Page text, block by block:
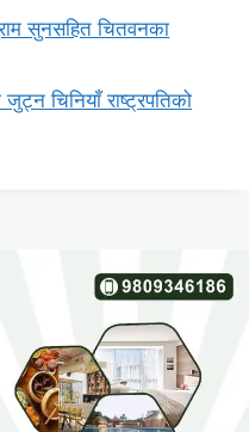
सुनसहित चितवनका
जुट्न चिनियाँ राष्ट्रपतिको